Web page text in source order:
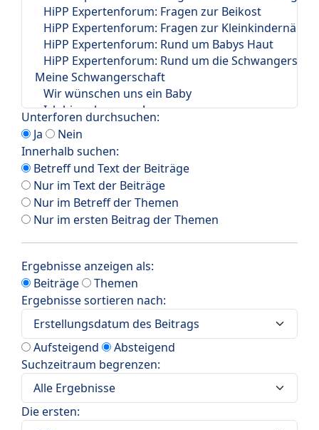
Unterforen durchsuchen:
Ja
Nein
Innerhalb suchen:
Betreff und Text der Beiträge
Nur im Text der Beiträge
Nur im Betreff der Themen
Nur im ersten Beitrag der Themen
Ergebnisse anzeigen als:
Beiträge
Themen
Ergebnisse sortieren nach:
Aufsteigend
Absteigend
Suchzeitraum begrenzen:
Die ersten: